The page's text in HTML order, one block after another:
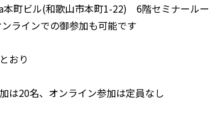
ビル(和歌山市本町1-22) 6階セミナール
の御参加も可能です
おり
20名、オンライン参加は定員なし